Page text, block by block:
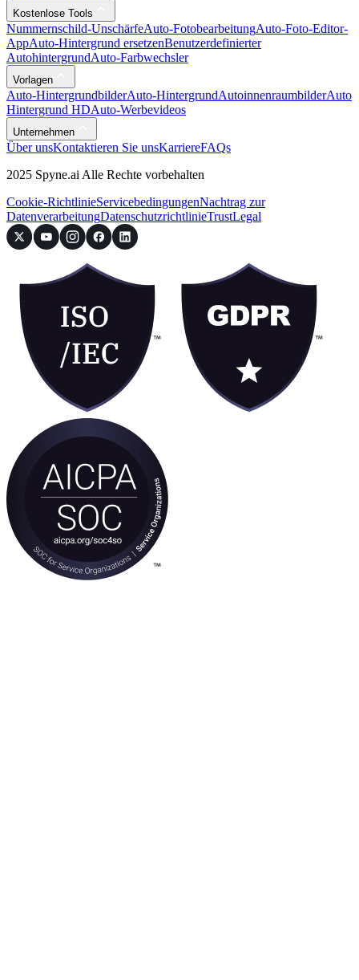
Kostenlose Tools
Nummernschild-UnschärfeAuto-FotobearbeitungAuto-Foto-Editor-
AppAuto-Hintergrund ersetzenBenutzerdefinierter
AutohintergrundAuto-Farbwechsler
Vorlagen
Auto-HintergrundbilderAuto-HintergrundAutoinnenraumbilderAuto
Hintergrund HDAuto-Werbevideos
Unternehmen
Über unsKontaktieren Sie unsKarriereFAQs
2025 Spyne.ai Alle Rechte vorbehalten
Cookie-RichtlinieServicebedingungenNachtrag zur
DatenverarbeitungDatenschutzrichtlinieTrustLegal